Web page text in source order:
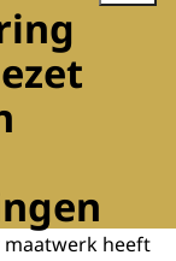
maatwerk heeft